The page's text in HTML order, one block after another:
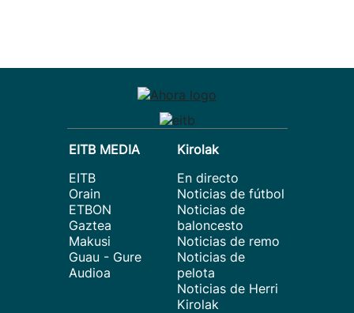
EITB MEDIA
EITB
Orain
ETBON
Gaztea
Makusi
Guau - Gure
Audioa
Kirolak
En directo
Noticias de fútbol
Noticias de
baloncesto
Noticias de remo
Noticias de
pelota
Noticias de Herri
Kirolak